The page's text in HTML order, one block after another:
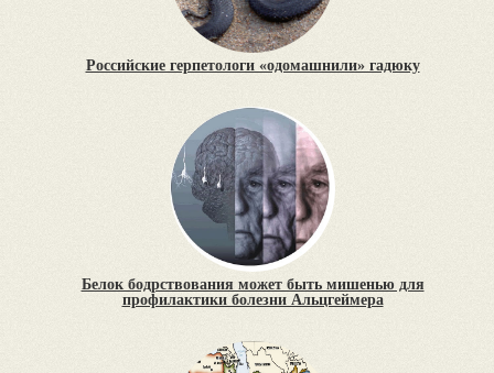
Российские герпетологи «одомашнили» гадюку
Белок бодрствования может быть мишенью для
профилактики болезни Альцгеймера